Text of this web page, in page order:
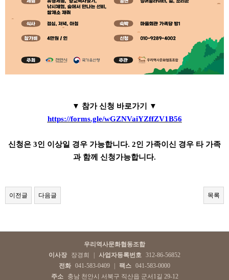
▼ 참가 신청 바로가기 ▼
https://forms.gle/wGZNVaiYZffZV1B56
신청은 3인 이상일 경우 가능합니다. 2인 가족이신 경우 타 가족
과 함께 신청가능합니다.
이전글 다음글 목록
우리역사문화협동조합
이사장
장경희 사업자등록번호 312-86-56852
전화 041-583-0409 팩스 041-583-0000
주소
충남 천안시 서북구 직산읍 군서1길 29-12